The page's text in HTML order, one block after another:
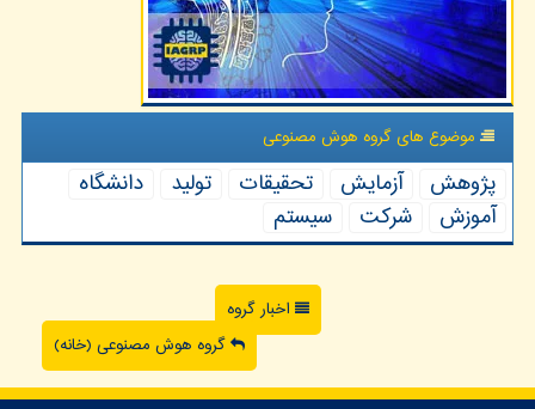
موضوع های گروه هوش مصنوعی
پژوهش آزمایش تحقیقات تولید
دانشگاه
آموزش
شركت سیستم
اخبار گروه
گروه هوش مصنوعی (خانه)